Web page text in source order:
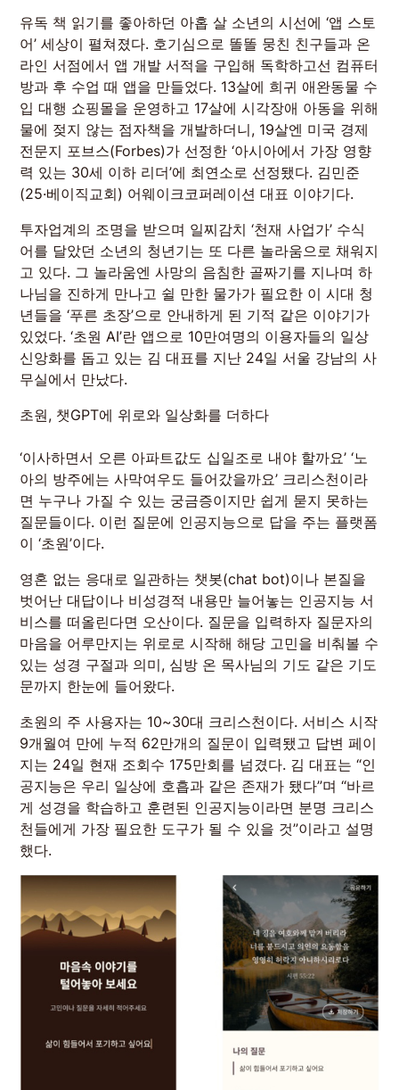
유독 책 읽기를 좋아하던 아홉 살 소년의 시선에 ‘앱 스토
어’ 세상이 펼쳐졌다. 호기심으로 똘똘 뭉친 친구들과 온
라인 서점에서 앱 개발 서적을 구입해 독학하고선 컴퓨터
방과 후 수업 때 앱을 만들었다. 13살에 희귀 애완동물 수
입 대행 쇼핑몰을 운영하고 17살에 시각장애 아동을 위해
물에 젖지 않는 점자책을 개발하더니, 19살엔 미국 경제
전문지 포브스(Forbes)가 선정한 ‘아시아에서 가장 영향
력 있는 30세 이하 리더’에 최연소로 선정됐다. 김민준
(25·베이직교회) 어웨이크코퍼레이션 대표 이야기다.
투자업계의 조명을 받으며 일찌감치 ‘천재 사업가’ 수식
어를 달았던 소년의 청년기는 또 다른 놀라움으로 채워지
고 있다. 그 놀라움엔 사망의 음침한 골짜기를 지나며 하
나님을 진하게 만나고 쉴 만한 물가가 필요한 이 시대 청
년들을 ‘푸른 초장’으로 안내하게 된 기적 같은 이야기가
있었다. ‘초원 AI’란 앱으로 10만여명의 이용자들의 일상
신앙화를 돕고 있는 김 대표를 지난 24일 서울 강남의 사
무실에서 만났다.
초원, 챗GPT에 위로와 일상화를 더하다
‘이사하면서 오른 아파트값도 십일조로 내야 할까요’ ‘노
아의 방주에는 사막여우도 들어갔을까요’ 크리스천이라
면 누구나 가질 수 있는 궁금증이지만 쉽게 묻지 못하는
질문들이다. 이런 질문에 인공지능으로 답을 주는 플랫폼
이 ‘초원’이다.
영혼 없는 응대로 일관하는 챗봇(chat bot)이나 본질을
벗어난 대답이나 비성경적 내용만 늘어놓는 인공지능 서
비스를 떠올린다면 오산이다. 질문을 입력하자 질문자의
마음을 어루만지는 위로로 시작해 해당 고민을 비춰볼 수
있는 성경 구절과 의미, 심방 온 목사님의 기도 같은 기도
문까지 한눈에 들어왔다.
초원의 주 사용자는 10~30대 크리스천이다. 서비스 시작
9개월여 만에 누적 62만개의 질문이 입력됐고 답변 페이
지는 24일 현재 조회수 175만회를 넘겼다. 김 대표는 “인
공지능은 우리 일상에 호흡과 같은 존재가 됐다”며 “바르
게 성경을 학습하고 훈련된 인공지능이라면 분명 크리스
천들에게 가장 필요한 도구가 될 수 있을 것”이라고 설명
했다.